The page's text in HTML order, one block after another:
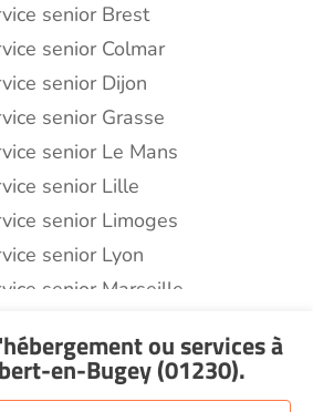
senior Brest
senior Colmar
senior Dijon
senior Grasse
senior Le Mans
senior Lille
senior Limoges
senior Lyon
senior Marseille
senior Montélimar
senior Nantes
ou servicesà
en-Bugey (01230).